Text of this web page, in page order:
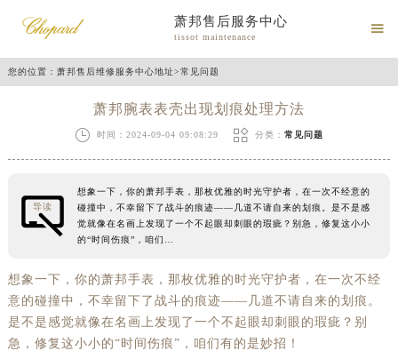
萧邦售后服务中心
tissot maintenance

您的位置： 萧邦售后维修服务中心地址>常见问题
萧邦腕表表壳出现划痕处理方法
 时间：2024-09-04 09:08:29  分类： 常见问题
导读
想象一下，你的萧邦手表，那枚优雅的时光守护者，在一次不经意的
碰撞中，不幸留下了战斗的痕迹——几道不请自来的划痕。是不是感
觉就像在名画上发现了一个不起眼却刺眼的瑕疵？别急，修复这小小
的“时间伤痕”，咱们…
想象一下，你的萧邦手表，那枚优雅的时光守护者，在一次不经
意的碰撞中，不幸留下了战斗的痕迹——几道不请自来的划痕。
是不是感觉就像在名画上发现了一个不起眼却刺眼的瑕疵？别
急，修复这小小的“时间伤痕”，咱们有的是妙招！